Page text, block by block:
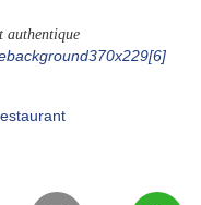
authentique